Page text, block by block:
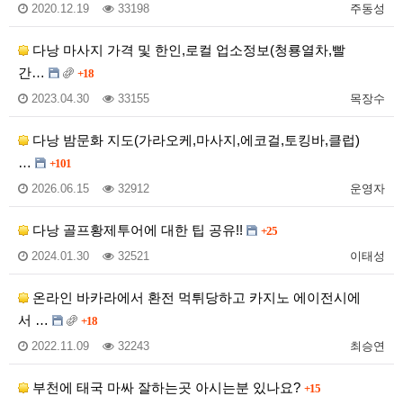
주동성
2020.12.19 33198
다낭 마사지 가격 및 한인,로컬 업소정보(청룡열차,빨
간…
+18
목장수
2023.04.30 33155
다낭 밤문화 지도(가라오케,마사지,에코걸,토킹바,클럽)
…
+101
운영자
2026.06.15 32912
다낭 골프황제투어에 대한 팁 공유!! +25
이태성
2024.01.30 32521
온라인 바카라에서 환전 먹튀당하고 카지노 에이전시에
서 …
+18
최승연
2022.11.09 32243
부천에 태국 마싸 잘하는곳 아시는분 있나요? +15